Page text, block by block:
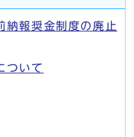
納報奨金制度の廃止
ついて